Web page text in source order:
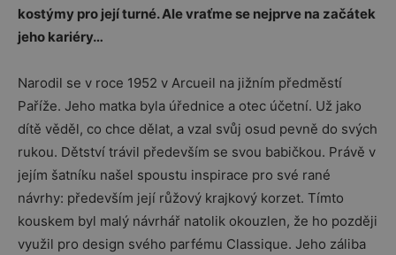
kostýmy pro její turné. Ale vraťme se nejprve na začátek
jeho kariéry…
Narodil se v roce 1952 v Arcueil na jižním předměstí
Paříže. Jeho matka byla úřednice a otec účetní. Už jako
dítě věděl, co chce dělat, a vzal svůj osud pevně do svých
rukou. Dětství trávil především se svou babičkou. Právě v
jejím šatníku našel spoustu inspirace pro své rané
návrhy: především její růžový krajkový korzet. Tímto
kouskem byl malý návrhář natolik okouzlen, že ho později
využil pro design svého parfému Classique. Jeho záliba